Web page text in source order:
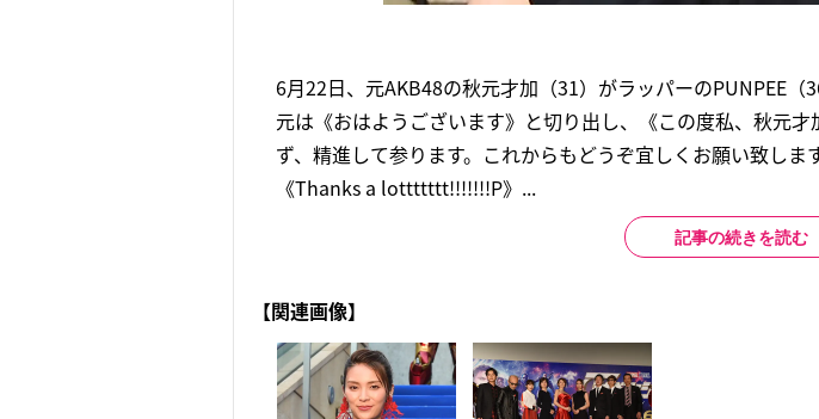
6月22日、元AKB48の秋元才加（31）がラッパーのPUNPEE
元は《おはようございます》と切り出し、《この度私、秋元
ず、精進して参ります。これからもどうぞ宜しくお願い致しま
《Thanks a lottttttt!!!!!!!P》...
記事の続きを読む
【関連画像】